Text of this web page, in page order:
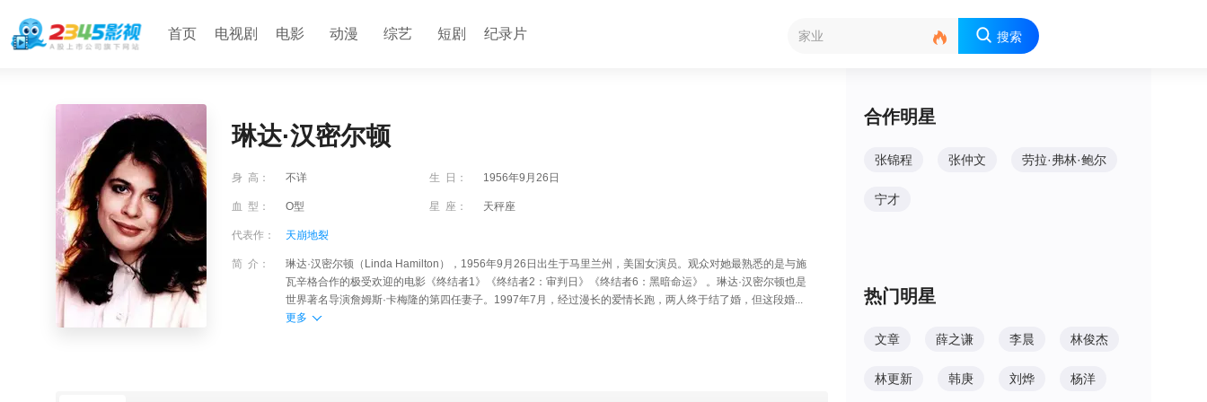
首页 电视剧 电影 动漫 综艺 短剧 纪录片  搜索
琳达·汉密尔顿
身 高： 不详 生 日： 1956年9月26日
血 型： O型 星 座： 天秤座
代表作： 天崩地裂
简 介：
琳达·汉密尔顿（Linda Hamilton），1956年9月26日出生于马里兰州，美国女演员。观众对她最熟悉的是与施
瓦辛格合作的极受欢迎的电影《终结者1》《终结者2：审判日》《终结者6：黑暗命运》 。琳达·汉密尔顿也是
世界著名导演詹姆斯·卡梅隆的第四任妻子。1997年7月，经过漫长的爱情长跑，两人终于结了婚，但这段婚...
更多
合作明星
张锦程 张仲文 劳拉·弗林·鲍尔
宁才
热门明星
文章 薛之谦 李晨 林俊杰
林更新 韩庚 刘烨 杨洋